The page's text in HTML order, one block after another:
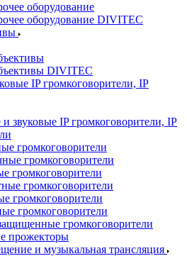
оборудование
оборудование DIVITEC
DIVITEC
IP громкоговорители, IP
звуковые IP громкоговорители, IP
громкоговорители
громкоговорители
громкоговорители
громкоговорители
громкоговорители
громкоговорители
громкоговорители
прожекторы
и музыкальная трансляция